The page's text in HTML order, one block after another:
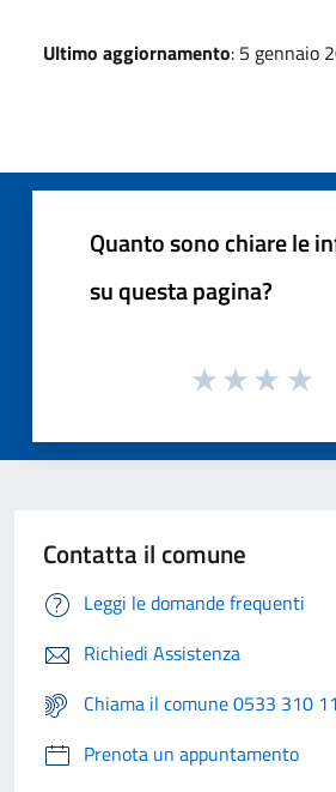
Ultimo aggiornamento: 5 gennaio
Quanto sono chiare le
su questa pagina?
Contatta il comune
Leggi le domande frequenti
Richiedi Assistenza
Chiama il comune 0533 310
Prenota un appuntamento